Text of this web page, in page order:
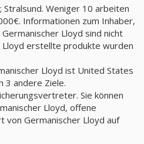
Stralsund. Weniger 10 arbeiten
Informationen zum Inhaber,
Lloyd sind nicht
erstellte produkte wurden
Lloyd ist United States
3 andere Ziele.
Sie können
Lloyd, offene
von Germanischer Lloyd auf